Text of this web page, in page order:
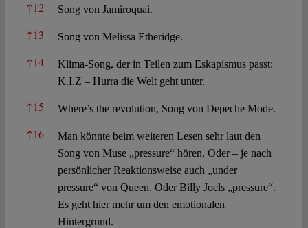
↑12 Song von Jamiroquai.
↑13 Song von Melissa Etheridge.
↑14
Klima-Song, der in Teilen zum Eskapismus passt:
K.I.Z – Hurra die Welt geht unter.
↑15 Where’s the revolution, Song von Depeche Mode.
↑16
Man könnte beim weiteren Lesen sehr laut den
Song von Muse „pressure“ hören. Oder – je nach
persönlicher Reaktionsweise auch „under
pressure“ von Queen. Oder Billy Joels „pressure“.
Es geht hier mehr um den emotionalen
Hintergrund.